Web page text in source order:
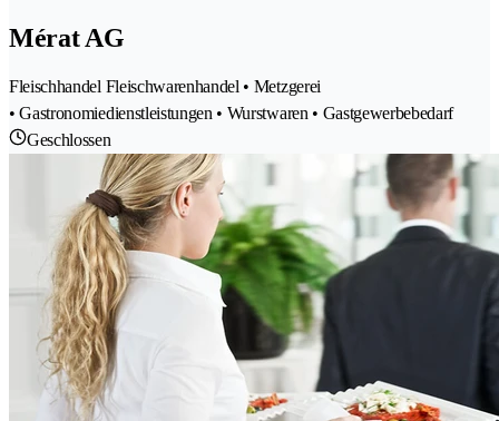
Mérat AG
Fleischhandel Fleischwarenhandel • Metzgerei
• Gastronomiedienstleistungen • Wurstwaren • Gastgewerbebedarf
Geschlossen